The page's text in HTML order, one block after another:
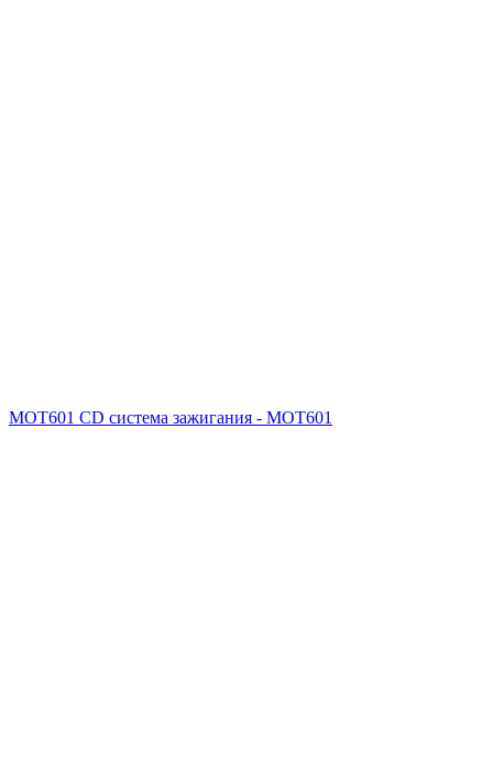
MOT601 CD система зажигания - MOT601